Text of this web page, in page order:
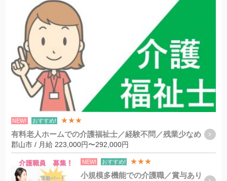
NEW! おすすめ! ★★★
有料老人ホームでの介護福祉士／経験不問／残業少なめ
郡山市 / 月給 223,000円〜292,000円
NEW! おすすめ! ★★★
小規模多機能での介護職／賞与あり